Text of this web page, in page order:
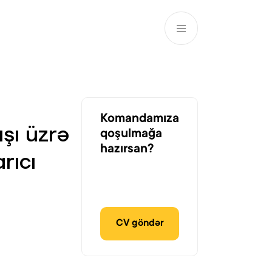
AZ
üzrə
Komandamıza
qoşulmağa
hazırsan?
CV göndər